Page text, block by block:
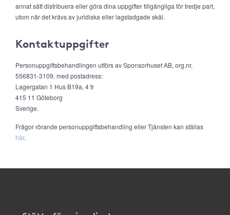
annat sätt distribuera eller göra dina uppgifter tillgängliga för tredje part,
utom när det krävs av juridiska eller lagstadgade skäl.
Kontaktuppgifter
Personuppgiftsbehandlingen utförs av Sponsorhuset AB, org.nr.
556831-3109, med postadress:
Lagergatan 1 Hus B19a, 4 tr
415 11 Göteborg
Sverige.
Frågor rörande personuppgiftsbehandling eller Tjänsten kan ställas
här.